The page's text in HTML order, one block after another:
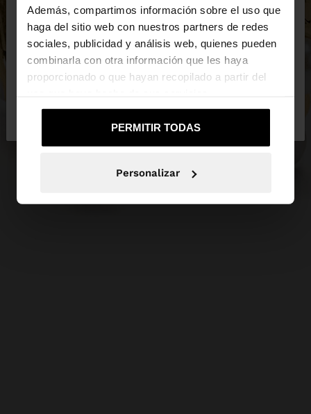
Además, compartimos información sobre el uso que
haga del sitio web con nuestros partners de redes
sociales, publicidad y análisis web, quienes pueden
combinarla con otra información que les haya
proporcionado o que hayan recopilado a partir del
PERMITIR TODAS
Personalizar
Estás accediendo a la web de España. ¿Quieres ir a
la web de United States?